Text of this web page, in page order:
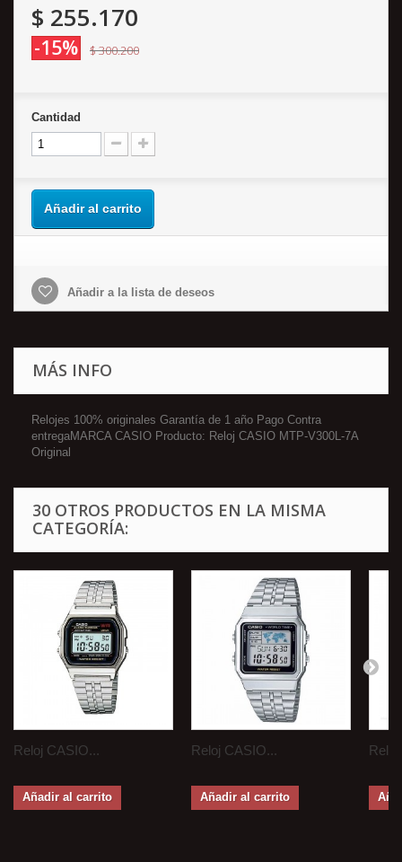
$ 255.170
-15% $ 300.200
Cantidad
Añadir al carrito
Añadir a la lista de deseos
MÁS INFO
Relojes 100% originales Garantía de 1 año Pago Contra
entregaMARCA CASIO Producto: Reloj CASIO MTP-V300L-7A
Original
30 OTROS PRODUCTOS EN LA MISMA
CATEGORÍA:
Reloj CASIO...
Añadir al carrito
Reloj CASIO...
Añadir al carrito